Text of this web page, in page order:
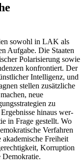
sowohl in LAK als
Aufgabe. Die Staaten
Polarisierung sowie
konfrontiert. Der
Intelli­genz, und
stellen zusätzliche
neue
zu
hinaus wer­
in Frage gestellt. Wo
Ver­fahren
Freiheit
Korruption
Demokratie.